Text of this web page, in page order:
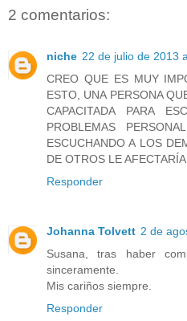
2 comentarios:
niche 22 de julio de 2013
CREO QUE ES MUY
ESTO, UNA PERSONA
CAPACITADA PARA
PROBLEMAS
ESCUCHANDO A LOS
DE OTROS LE
Responder
Johanna Tolvett 2 de
Susana, tras haber
sinceramente.
Mis cariños siempre.
Responder